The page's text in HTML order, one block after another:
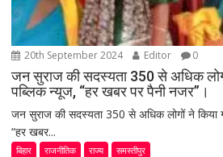
20th September 2024 Editor 0
जन सुराज की सदस्यता 350 से अधिक
पब्लिक न्यूज, “हर खबर पर पैनी नजर”।
जन सुराज की सदस्यता 350 से अधिक लोगों ने किया
“हर खबर...
बिहार राजनीतिक राज्य समस्तीपुर